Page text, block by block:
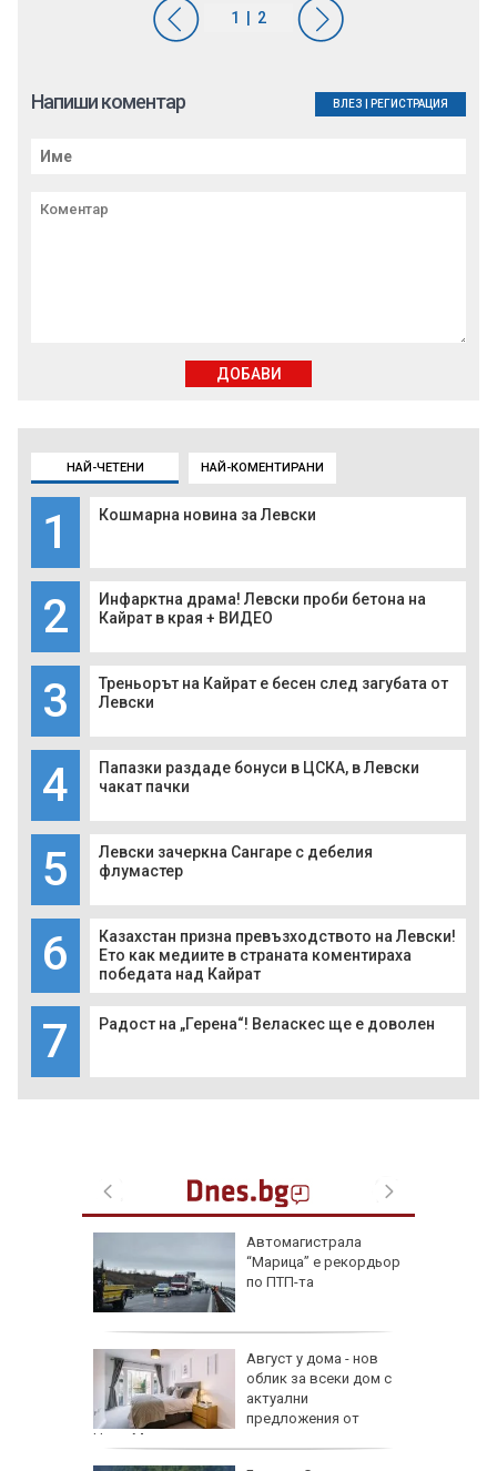
НАЙ-ЧЕТЕНИ НАЙ-КОМЕНТИРАНИ
1 Кошмарна новина за Левски
2
Инфарктна драма! Левски проби бетона на
Кайрат в края + ВИДЕО
3
Треньорът на Кайрат е бесен след загубата от
Левски
4
Папазки раздаде бонуси в ЦСКА, в Левски
чакат пачки
5
Левски зачеркна Сангаре с дебелия
флумастер
6
Казахстан призна превъзходството на Левски!
Ето как медиите в страната коментираха
победата над Кайрат
7 Радост на „Герена“! Веласкес ще е доволен
Автомагистрала
“Марица” е рекордьор
по ПТП-та
Август у дома - нов
облик за всеки дом с
актуални
предложения от
HomeMax
Напиши коментар ВЛЕЗ РЕГИСТРАЦИЯ
ДОБАВИ